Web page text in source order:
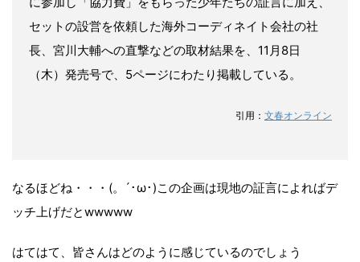
セットの設営を依頼した海外コーディネイト会社の社
長、宮川大輔への直撃などの取材結果を、11月8日
（木）発売号で、5ページにわたり掲載している。
引用： 文春オンライン
なるほどね・・・(。´･ω･)この企画は現地の証言によればデ
ッチ上げだとwwwww
はてはて、皆さんはどのように感じているのでしょう